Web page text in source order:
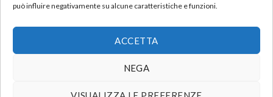
può influire negativamente su alcune caratteristiche e funzioni.
ACCETTA
NEGA
Consulta le domande più frequenti
VAI ALLE FAQ